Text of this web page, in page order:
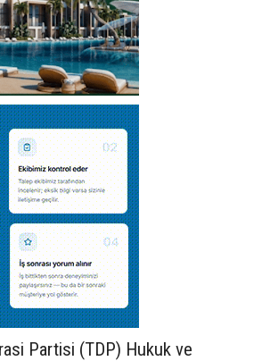
Partisi (TDP) Hukuk ve